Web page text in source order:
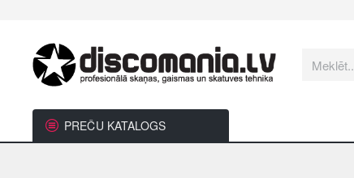
Meklēt...
PREČU KATALOGS